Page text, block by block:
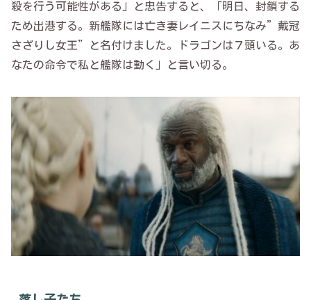
殺を行う可能性がある」と忠告すると、「明日、封鎖する
ため出港する。新艦隊には亡き妻レイニスにちなみ”戴冠
さざりし女王”と名付けました。ドラゴンは７頭いる。あ
なたの命令で私と艦隊は動く」と言い切る。